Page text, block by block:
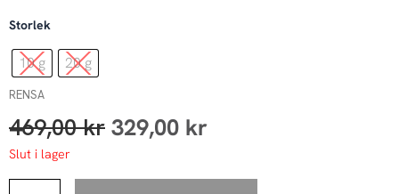
Storlek
10 g 20 g
RENSA
469,00kr 329,00 kr
Slut i lager
Pink
mängd